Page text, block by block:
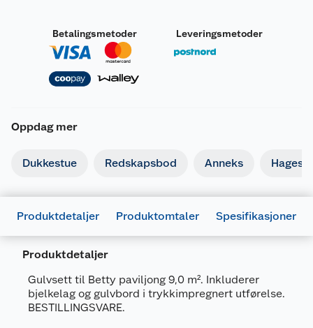
Betalingsmetoder Leveringsmetoder
Oppdag mer
Dukkestue Redskapsbod Anneks
Produktdetaljer Produktomtaler Spesifikasjoner
Produktdetaljer
Gulvsett til Betty paviljong 9,0 m². Inkluderer
bjelkelag og gulvbord i trykkimpregnert utførelse.
BESTILLINGSVARE.
Generelt
Artikkelnummer